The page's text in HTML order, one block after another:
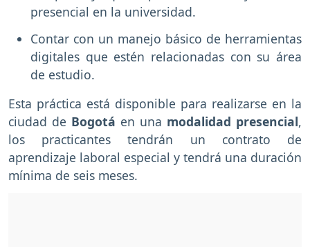
presencial en la universidad.
Contar con un manejo básico de herramientas
digitales que estén relacionadas con su área
de estudio.
Esta práctica está disponible para realizarse en la
ciudad de Bogotá en una modalidad presencial,
los practicantes tendrán un contrato de
aprendizaje laboral especial y tendrá una duración
mínima de seis meses.